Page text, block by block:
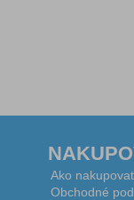
Ako nakupovať
Obchodné